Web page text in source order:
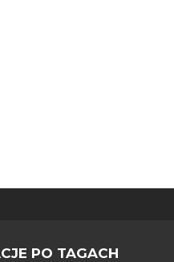
PO TAGACH